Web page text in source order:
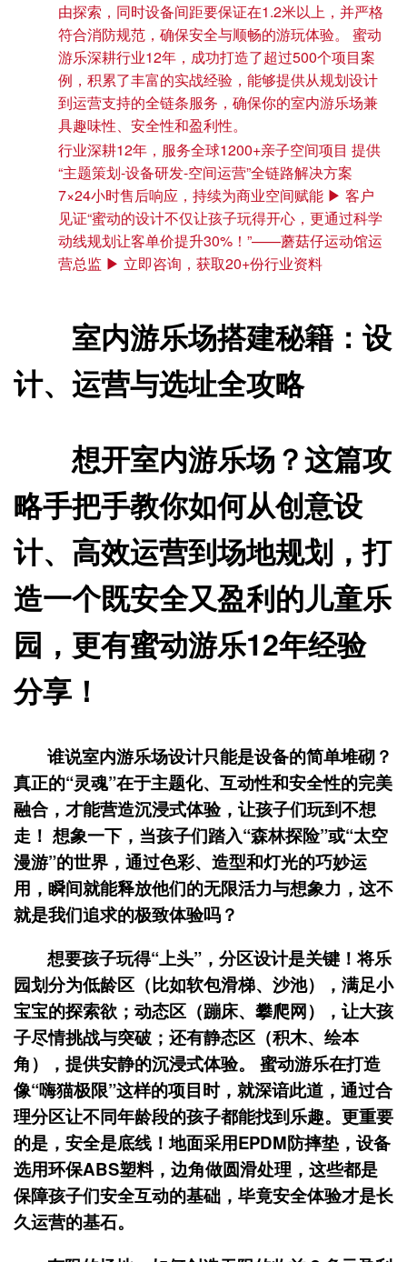
由探索，同时设备间距要保证在1.2米以上，并严格
符合消防规范，确保安全与顺畅的游玩体验。 蜜动
游乐深耕行业12年，成功打造了超过500个项目案
例，积累了丰富的实战经验，能够提供从规划设计
到运营支持的全链条服务，确保你的室内游乐场兼
具趣味性、安全性和盈利性。
行业深耕12年，服务全球1200+亲子空间项目 提供
“主题策划-设备研发-空间运营”全链路解决方案
7×24小时售后响应，持续为商业空间赋能 ▶ 客户
见证“蜜动的设计不仅让孩子玩得开心，更通过科学
动线规划让客单价提升30%！”——蘑菇仔运动馆运
营总监 ▶ 立即咨询，获取20+份行业资料
室内游乐场搭建秘籍：设
计、运营与选址全攻略
想开室内游乐场？这篇攻
略手把手教你如何从创意设
计、高效运营到场地规划，打
造一个既安全又盈利的儿童乐
园，更有蜜动游乐12年经验
分享！
谁说室内游乐场设计只能是设备的简单堆砌？
真正的“灵魂”在于主题化、互动性和安全性的完美
融合，才能营造沉浸式体验，让孩子们玩到不想
走！ 想象一下，当孩子们踏入“森林探险”或“太空
漫游”的世界，通过色彩、造型和灯光的巧妙运
用，瞬间就能释放他们的无限活力与想象力，这不
就是我们追求的极致体验吗？
想要孩子玩得“上头”，分区设计是关键！将乐
园划分为低龄区（比如软包滑梯、沙池），满足小
宝宝的探索欲；动态区（蹦床、攀爬网），让大孩
子尽情挑战与突破；还有静态区（积木、绘本
角），提供安静的沉浸式体验。 蜜动游乐在打造
像“嗨猫极限”这样的项目时，就深谙此道，通过合
理分区让不同年龄段的孩子都能找到乐趣。更重要
的是，安全是底线！地面采用EPDM防摔垫，设备
选用环保ABS塑料，边角做圆滑处理，这些都是
保障孩子们安全互动的基础，毕竟安全体验才是长
久运营的基石。